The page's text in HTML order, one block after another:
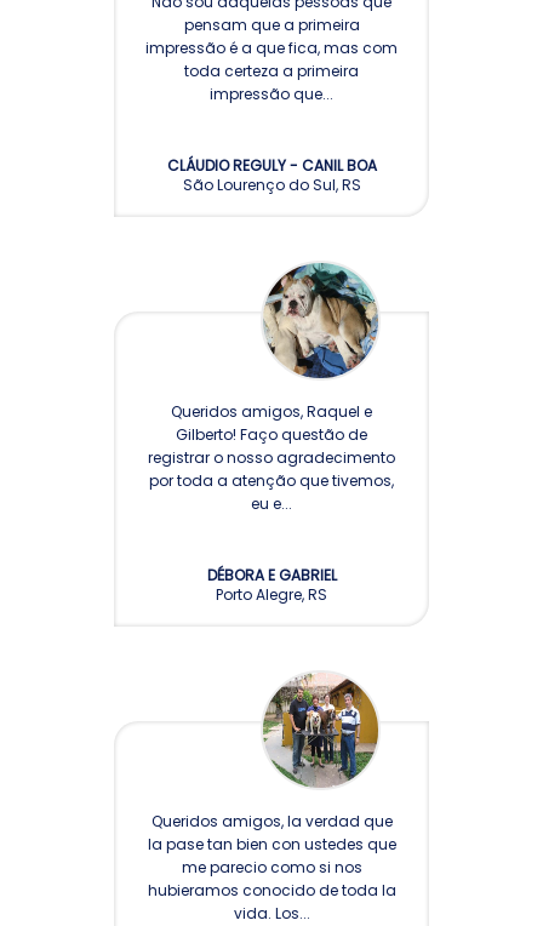
pensam que a primeira
impressão é a que fica, mas com
toda certeza a primeira
impressão que...
CLÁUDIO REGULY - CANIL BOA
QUERÊNCIA
São Lourenço do Sul, RS
Queridos amigos, Raquel e
Gilberto! Faço questão de
registrar o nosso agradecimento
por toda a atenção que tivemos,
eu e...
DÉBORA E GABRIEL
Porto Alegre, RS
Queridos amigos, la verdad que
la pase tan bien con ustedes que
me parecio como si nos
hubieramos conocido de toda la
vida. Los...